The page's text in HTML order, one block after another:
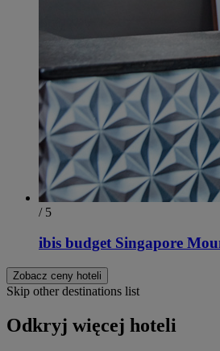
/ 5
ibis budget Singapore
Zobacz ceny hoteli
Skip other destinations list
Odkryj więcej hoteli